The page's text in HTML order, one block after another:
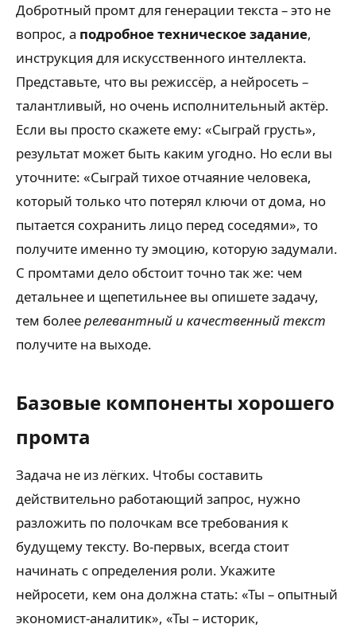
Добротный промт для генерации текста – это не
вопрос, а подробное техническое задание,
инструкция для искусственного интеллекта.
Представьте, что вы режиссёр, а нейросеть –
талантливый, но очень исполнительный актёр.
Если вы просто скажете ему: «Сыграй грусть»,
результат может быть каким угодно. Но если вы
уточните: «Сыграй тихое отчаяние человека,
который только что потерял ключи от дома, но
пытается сохранить лицо перед соседями», то
получите именно ту эмоцию, которую задумали.
С промтами дело обстоит точно так же: чем
детальнее и щепетильнее вы опишете задачу,
тем болеерелевантный и качественный текст
получите на выходе.
Базовые компоненты хорошего
промта
Задача не из лёгких. Чтобы составить
действительно работающий запрос, нужно
разложить по полочкам все требования к
будущему тексту. Во-первых, всегда стоит
начинать с определения роли. Укажите
нейросети, кем она должна стать: «Ты – опытный
экономист-аналитик», «Ты – историк,